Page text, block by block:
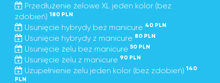
Przedłużenie żelowe XL jeden kolor (bez
zdobień) 180 PLN
Usunięcie hybrydy bez manicure 40 PLN
Usunięcie hybrydy z manicure 80 PLN
Usunięcie żelu bez manicure 50 PLN
Usunięcie żelu z manicure 90 PLN
Uzupełnienie żelu jeden kolor (bez zdobień) 140
PLN